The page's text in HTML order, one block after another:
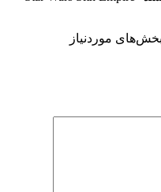
بخش‌های موردنیاز